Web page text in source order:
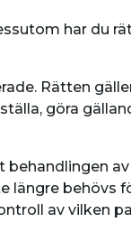
har du
Rätten
göra
behandlingen
behövs
av vilken